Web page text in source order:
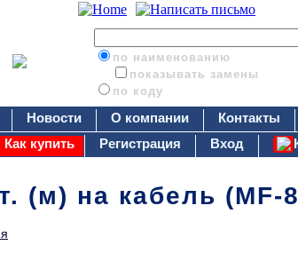
по наименованию
показывать замены
по коду
Новости О компании Контакты
Как купить
Регистрация Вход
(м) на кабель (MF-